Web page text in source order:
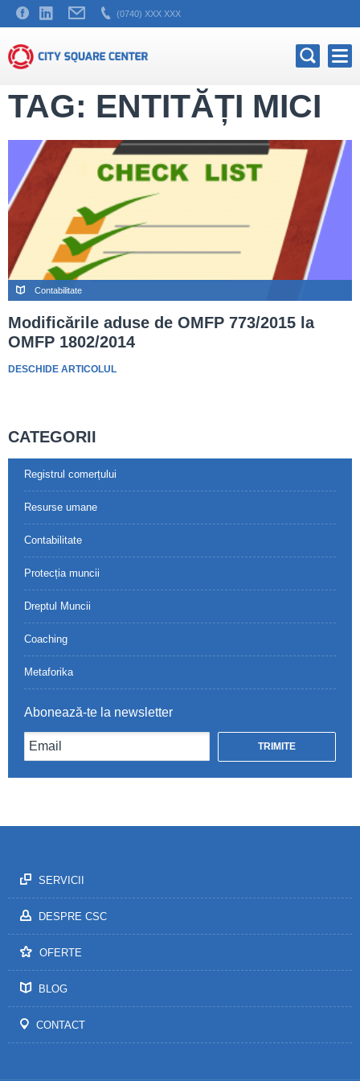
(0740) XXX XXX
TAG: ENTITĂȚI MICI
Contabilitate
Modificările aduse de OMFP 773/2015 la
OMFP 1802/2014
DESCHIDE ARTICOLUL
CATEGORII
Registrul comerțului
Resurse umane
Contabilitate
Protecția muncii
Dreptul Muncii
Coaching
Metaforika
Abonează-te la newsletter
SERVICII
DESPRE CSC
OFERTE
BLOG
CONTACT